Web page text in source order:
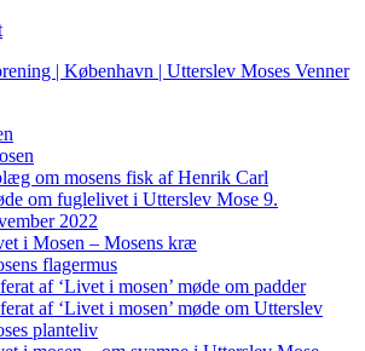
om mosens fisk af Henrik Carl
om fuglelivet i Utterslev Mose 9.
2022
i Mosen – Mosens kræ
flagermus
af ‘Livet i mosen’ møde om padder
af ‘Livet i mosen’ møde om Utterslev
planteliv